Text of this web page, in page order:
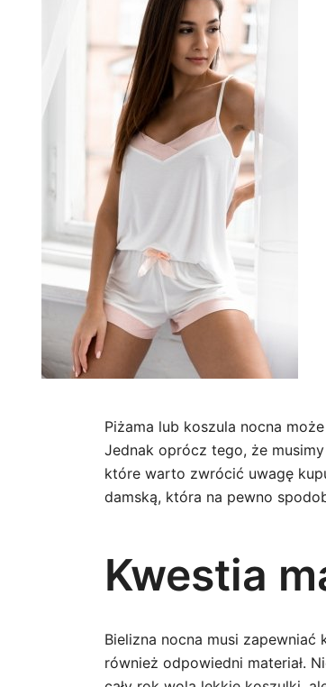
Piżama lub koszula nocna
Jednak oprócz tego, że
które warto zwrócić uwagę
damską, która na pewno
Kwestia
Bielizna nocna musi
również odpowiedni materiał.